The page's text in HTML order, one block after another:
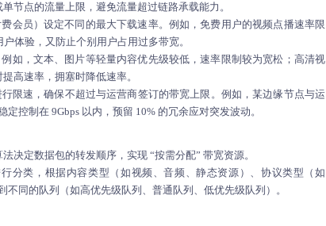
节点的流量上限，避免流量超过链路承载能力。
会员）设定不同的最大下载速率。例如，免费用户的视频点播速率限
体验，又防止个别用户占用过多带宽。
如，文本、图片等轻量内容优先级较低，速率限制较为宽松；高清视
高速率，拥塞时降低速率。
限速，确保不超过与运营商签订的带宽上限。例如，某边缘节点与运
控制在 9Gbps 以内，预留 10% 的冗余应对突发波动。
决定数据包的转发顺序，实现 “按需分配” 带宽资源。
分类，根据内容类型（如视频、音频、静态资源）、协议类型（如
同的队列（如高优先级队列、普通队列、低优先级队列）。